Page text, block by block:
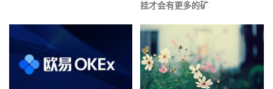
挂才会有更多的矿